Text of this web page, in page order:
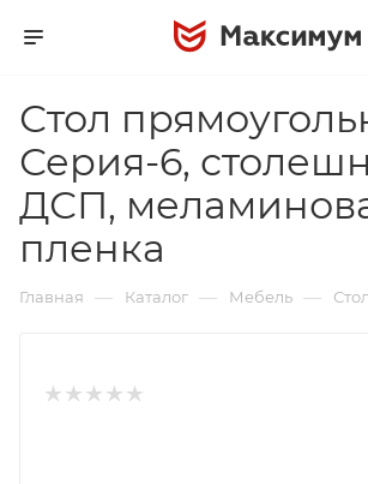
Стол
Серия-6,
ДСП,
пленка
Главная — Каталог — Мебель —